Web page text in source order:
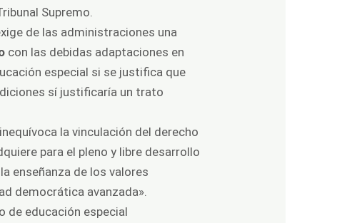
Supremo
de las administraciones una
con las debidas adaptaciones en
especial si se justifica que
sí justificaría un trato
la vinculación del derecho
para el pleno y libre desarrollo
enseñanza de los valores
democrática avanzada».
de educación especial